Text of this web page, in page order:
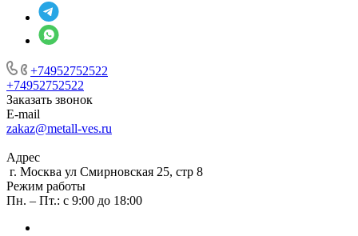
+74952752522
+74952752522
Заказать звонок
E-mail
zakaz@metall-ves.ru
Адрес
г. Москва ул Смирновская 25, стр 8
Режим работы
Пн. – Пт.: с 9:00 до 18:00